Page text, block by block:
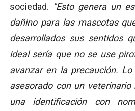
sociedad. "Esto genera un
dañino para las mascotas
desarrollados sus sentidos
ideal sería que no se use
avanzar en la precaución.
asesorado con un veterinario
una identificación con